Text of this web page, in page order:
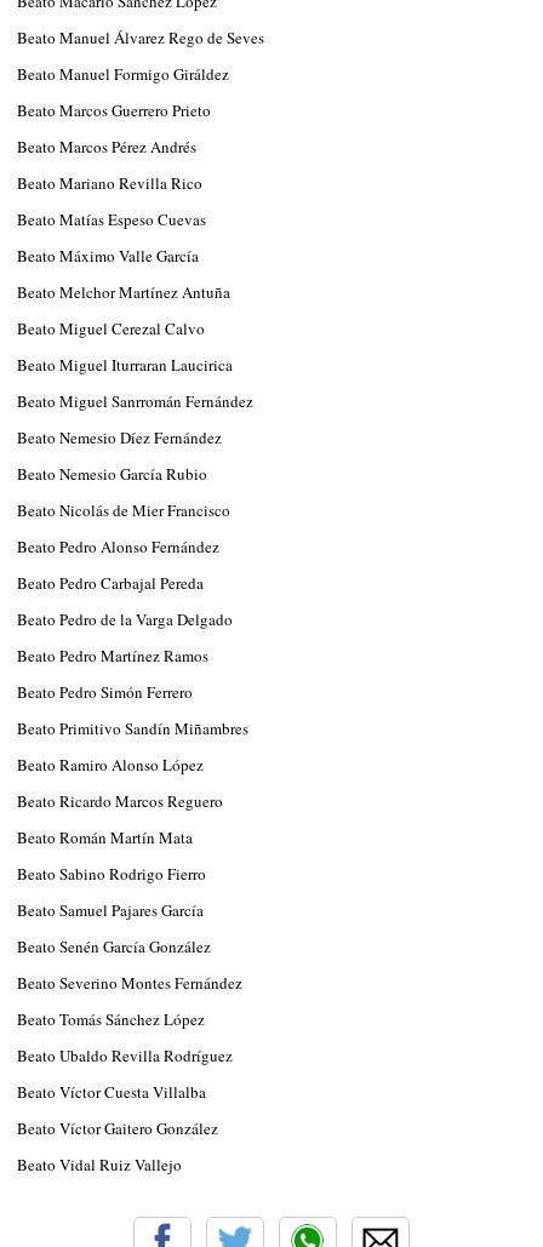
Beato Manuel Álvarez Rego de Seves
Beato Manuel Formigo Giráldez
Beato Marcos Guerrero Prieto
Beato Marcos Pérez Andrés
Beato Mariano Revilla Rico
Beato Matías Espeso Cuevas
Beato Máximo Valle García
Beato Melchor Martínez Antuña
Beato Miguel Cerezal Calvo
Beato Miguel Iturraran Laucirica
Beato Miguel Sanrromán Fernández
Beato Nemesio Díez Fernández
Beato Nemesio García Rubio
Beato Nicolás de Mier Francisco
Beato Pedro Alonso Fernández
Beato Pedro Carbajal Pereda
Beato Pedro de la Varga Delgado
Beato Pedro Martínez Ramos
Beato Pedro Simón Ferrero
Beato Primitivo Sandín Miñambres
Beato Ramiro Alonso López
Beato Ricardo Marcos Reguero
Beato Román Martín Mata
Beato Sabino Rodrigo Fierro
Beato Samuel Pajares García
Beato Senén García González
Beato Severino Montes Fernández
Beato Tomás Sánchez López
Beato Ubaldo Revilla Rodríguez
Beato Víctor Cuesta Villalba
Beato Víctor Gaitero González
Beato Vidal Ruiz Vallejo